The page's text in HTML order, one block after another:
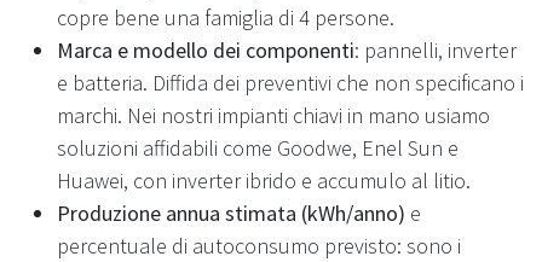
copre bene una famiglia di 4 persone.
Marca e modello dei componenti: pannelli, inverter
e batteria. Diffida dei preventivi che non specificano i
marchi. Nei nostri impianti chiavi in mano usiamo
soluzioni affidabili come Goodwe, Enel Sun e
Huawei, con inverter ibrido e accumulo al litio.
Produzione annua stimata (kWh/anno) e
percentuale di autoconsumo previsto: sono i